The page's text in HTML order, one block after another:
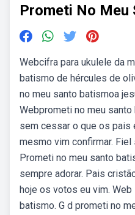
Prometi No Meu
Webcifra para ukulele da
batismo de hércules de
no meu santo batismoa
Webprometi no meu
sem cessar o que os pais
mesmo vim confirmar.
Prometi no meu santo
sempre adorar. Pais
hoje os votos eu vim.
batismo. G d prometi no